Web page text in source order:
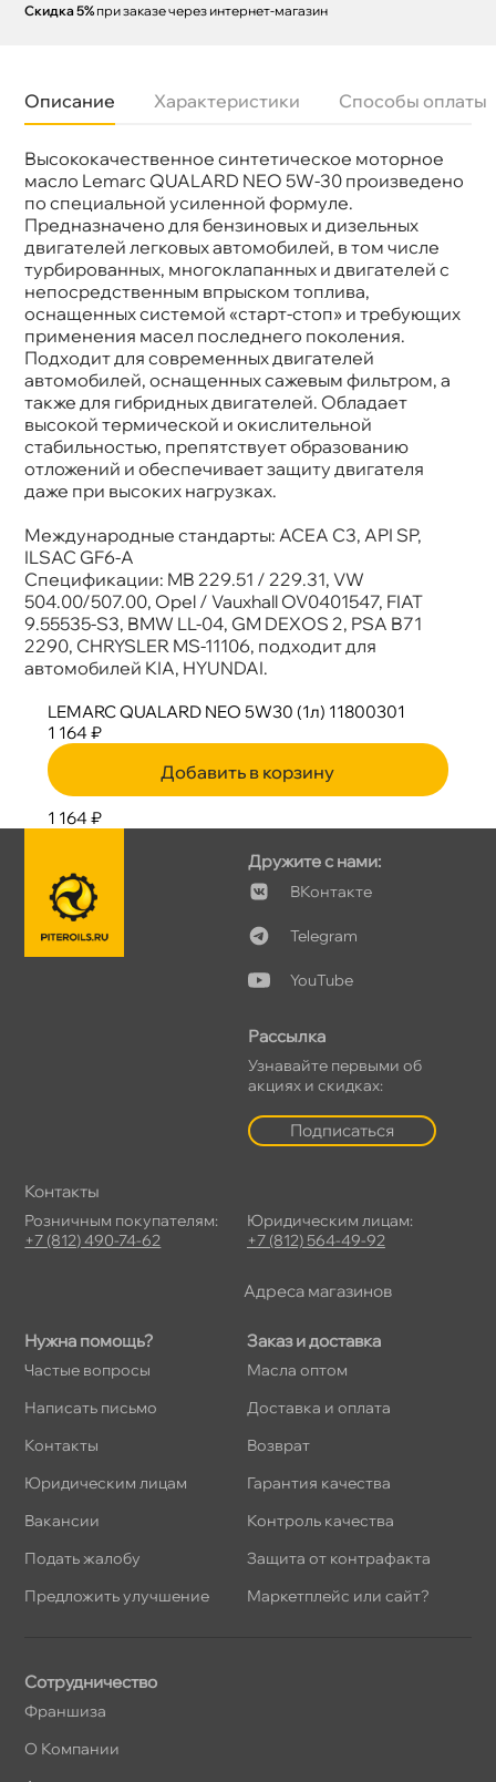
Скидка 5% при заказе через интернет-магазин
Описание Характеристики Способы оплаты
ысококачественное синтетическое моторное
масло Lemarc QUALARD NEO 5W-30 произведено
по специальной усиленной формуле.
Предназначено для бензиновых и дизельных
двигателей легковых автомобилей, в том числе
турбированных, многоклапанных и двигателей с
непосредственным впрыском топлива,
оснащенных системой «старт-стоп» и требующих
применения масел последнего поколения.
Подходит для современных двигателей
автомобилей, оснащенных сажевым фильтром, а
также для гибридных двигателей. Обладает
ысокой термической и окислительной
стабильностью, препятствует образованию
отложений и обеспечивает защиту двигателя
даже при высоких нагрузках.
Международные стандарты: ACEA С3, API SP,
ILSAC GF6-A
Спецификации: MB 229.51 / 229.31, VW
504.00/507.00, Opel / Vauxhall OV0401547, FIAT
9.55535-S3, BMW LL-04, GM DEXOS 2, PSA B71
2290, CHRYSLER MS-11106, подходит для
автомобилей KIA, HYUNDAI.
язкость
5W-30
Lemarc
Тип масла
Синтетика
Объем
1л
Артикул
11800301
Применение
Двигатель
LEMARC QUALARD NEO 5W30 (1л) 11800301
1 164 ₽
Добавить в корзину
1 164 ₽
Нужна помощь?
Частые вопросы
Написать письмо
Контакты
Юридическим лицам
акансии
Подать жалобу
Предложить улучшение
Заказ и доставка
Масла оптом
Доставка и оплата
озврат
Гарантия качества
Контроль качества
Защита от контрафакта
Маркетплейс или сайт?
Дружите с нами:
Контакте
Telegram
YouTube
Рассылка
Узнавайте первыми о
акциях и скидках:
Подписаться
Сотрудничество
Франшиза
О Компании
Контакты
Розничным покупателям:
+7 (812) 490-74-62
Юридическим лицам:
+7 (812) 564-49-92
Адреса магазино